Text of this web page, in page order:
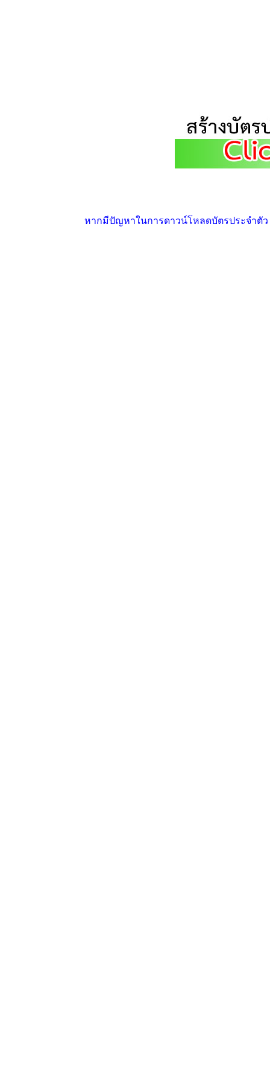
หากมีปัญหาในการดาวน์โหลดบัตรประจำตัว